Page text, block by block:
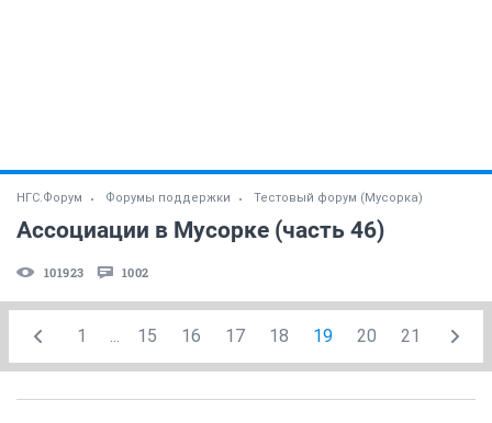
НГС.Форум Форумы поддержки Тестовый форум (Мусорка)
Ассоциации в Мусорке (часть 46)
101923 1002
1 15 16 17 18 19 20 21